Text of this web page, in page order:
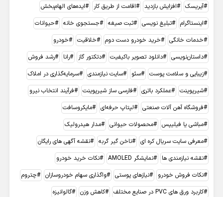
آیریسک افزایش بازدید اقامت از طریق کار
ایده‌های الهام‌بخش
اینستاگرام
تبلیغ نویسی ثبت صیغه جستجوی خانه
حیوانات
خدمات خانگی
خرید خودرو دست دوم خلاقیت
خودرو
داستان‌نویسی
دانلود تصویر باکیفیت دتکتور گاز رانا
رشد فروش
زیبایی و سلامت پوست
سئو سایت نیازمندی
سرمایه‌گذاری در املاک
شیرپوینت
عملکرد باتری فارسی ساز شیرپوینت
فرآیند انتخاب نیرو
فروشگاه آهن آلات صنعتی
لپتاپ حرفه‌ای
مایکروسافت
مباشی یا فیلیپس
محصولات حیوانی
مدار هیدرولیک
معرفی سایت سریال کره ای
ناخن گیر گربه
نقشه آگهی های رایگان
نقشه نیازمندی ها
نمایشگر AMOLED
نکات خرید خودرو
نکات فروش خودرو
نیازهای پوستی واگذاری سهام خودروسازان
چتروم
کاربرد ورق های PVC در صنایع مختلف
کاهش وزن گالوانیزه